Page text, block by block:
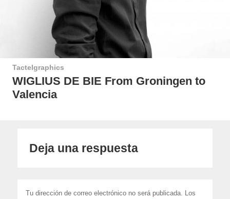
Tactelgraphics
WIGLIUS DE BIE From Groningen to
Valencia
Deja una respuesta
Tu dirección de correo electrónico no será publicada. Los